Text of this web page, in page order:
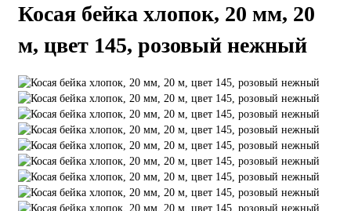
Косая бейка хлопок, 20 мм, 20
м, цвет 145, розовый нежный